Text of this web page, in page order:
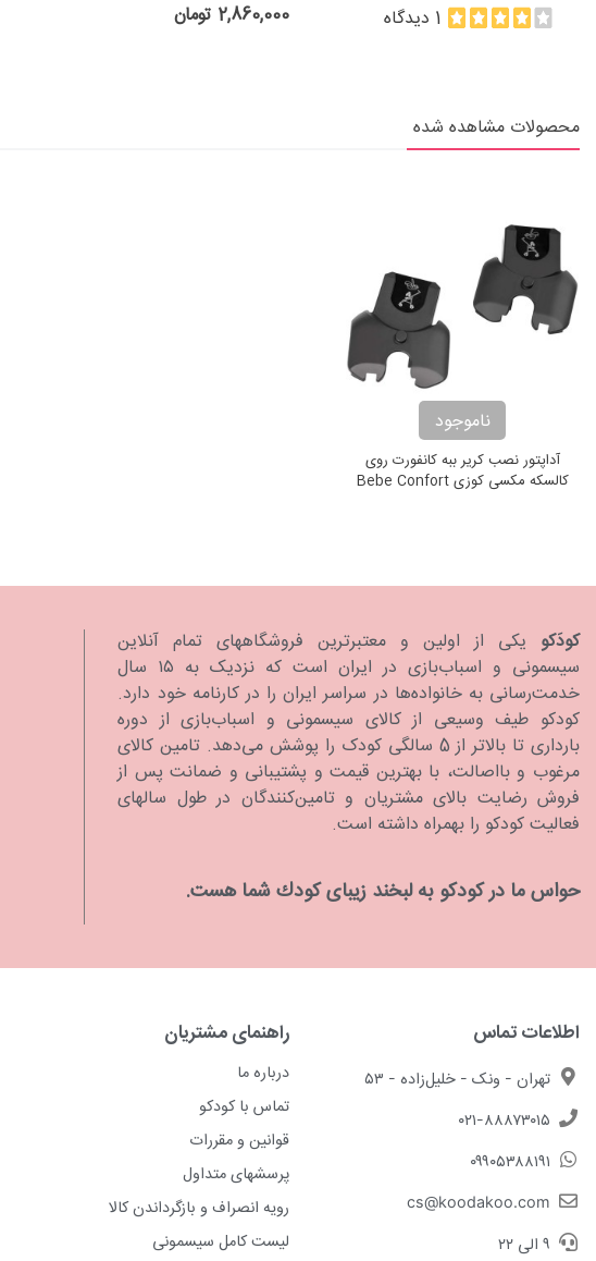
1 دیدگاه 2,860,000 تومان
محصولات مشاهده شده
ناموجود
آداپتور نصب کریر ببه کانفورت روی
کالسکه مکسی کوزی Bebe Confort
کودَکو یکی از اولین و معتبرترین فروشگاههای تمام آنلاین
سیسمونی و اسباب‌بازی در ایران است که نزدیک به ۱۵ سال
خدمت‌رسانی به خانواده‌ها در سراسر ایران را در کارنامه خود دارد.
كودكو طیف وسیعی از کالای سیسمونی و اسباب‌بازی از دوره
بارداری تا بالاتر از 5 سالگی کودک را پوشش می‌دهد. تامین کالای
مرغوب و بااصالت، با بهترین قیمت و پشتیبانی و ضمانت پس از
فروش رضایت بالای مشتریان و تامین‌کنندگان در طول سالهای
فعالیت کودکو را بهمراه داشته است.
حواس ما در كودكو به لبخند زیبای كودك شما هست.
اطلاعات تماس
تهران - ونک - خلیل‌زاده - ۵۳
۰۲۱-۸۸۸۷۳۰۱۵
۰۹۹۰۵۳۸۸۱۹۱
cs@koodakoo.com
۹ الی ۲۲
راهنمای مشتریان
درباره ما
تماس با کودکو
قوانین و مقررات
پرسشهای متداول
رویه انصراف و بازگرداندن کالا
لیست کامل سیسمونی